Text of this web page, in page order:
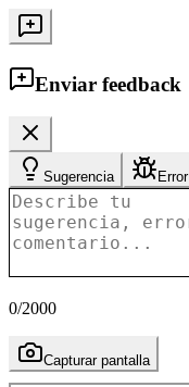
Enviar feedback
Sugerencia Error
0/2000
Capturar pantalla